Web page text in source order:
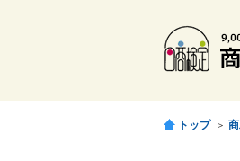
トップ ＞